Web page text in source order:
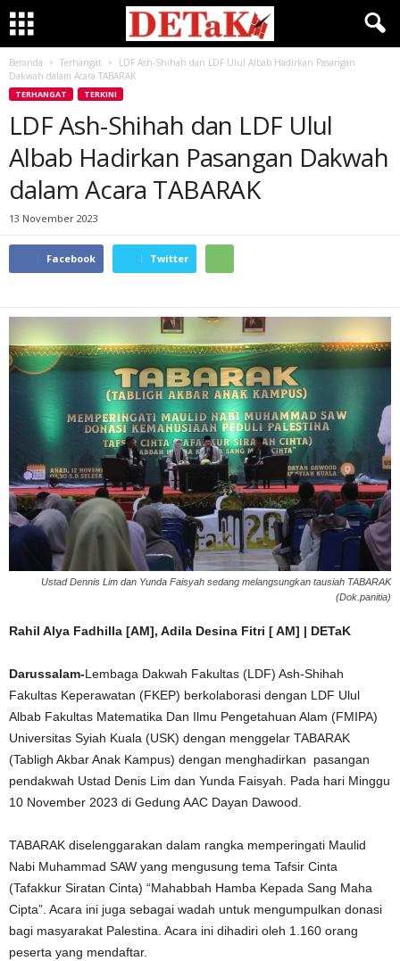
Beranda Terhangat
LDF Ash-Shihah dan LDF Ulul Albab Hadirkan Pasangan
Dakwah dalam Acara TABARAK
TERHANGAT TERKINI
LDF Ash-Shihah dan LDF Ulul
Albab Hadirkan Pasangan Dakwah
dalam Acara TABARAK
13 November 2023
Facebook Twitter
Ustad Dennis Lim dan Yunda Faisyah sedang melangsungkan tausiah TABARAK
(Dok.panitia)
Rahil Alya Fadhilla [AM], Adila Desina Fitri [ AM] | DETaK
Darussalam-Lembaga Dakwah Fakultas (LDF) Ash-Shihah
Fakultas Keperawatan (FKEP) berkolaborasi dengan LDF Ulul
Albab Fakultas Matematika Dan Ilmu Pengetahuan Alam (FMIPA)
Universitas Syiah Kuala (USK) dengan menggelar TABARAK
(Tabligh Akbar Anak Kampus) dengan menghadirkan pasangan
pendakwah Ustad Denis Lim dan Yunda Faisyah. Pada hari Minggu
10 November 2023 di Gedung AAC Dayan Dawood.
TABARAK diselenggarakan dalam rangka memperingati Maulid
Nabi Muhammad SAW yang mengusung tema Tafsir Cinta
(Tafakkur Siratan Cinta) “Mahabbah Hamba Kepada Sang Maha
Cipta”. Acara ini juga sebagai wadah untuk mengumpulkan donasi
bagi masyarakat Palestina. Acara ini dihadiri oleh 1.160 orang
peserta yang mendaftar.